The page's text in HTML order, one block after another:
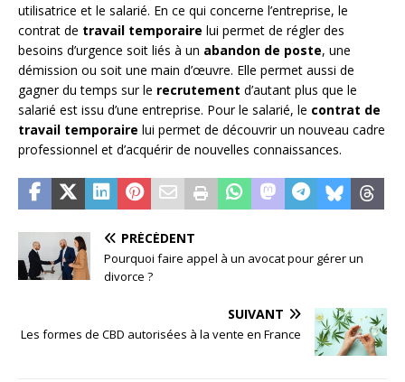
utilisatrice et le salarié. En ce qui concerne l’entreprise, le
contrat de travail temporaire lui permet de régler des
besoins d’urgence soit liés à un abandon de poste, une
démission ou soit une main d’œuvre. Elle permet aussi de
gagner du temps sur le recrutement d’autant plus que le
salarié est issu d’une entreprise. Pour le salarié, le contrat de
travail temporaire lui permet de découvrir un nouveau cadre
professionnel et d’acquérir de nouvelles connaissances.
PRÉCÉDENT
Pourquoi faire appel à un avocat pour gérer un
divorce ?
SUIVANT
Les formes de CBD autorisées à la vente en France